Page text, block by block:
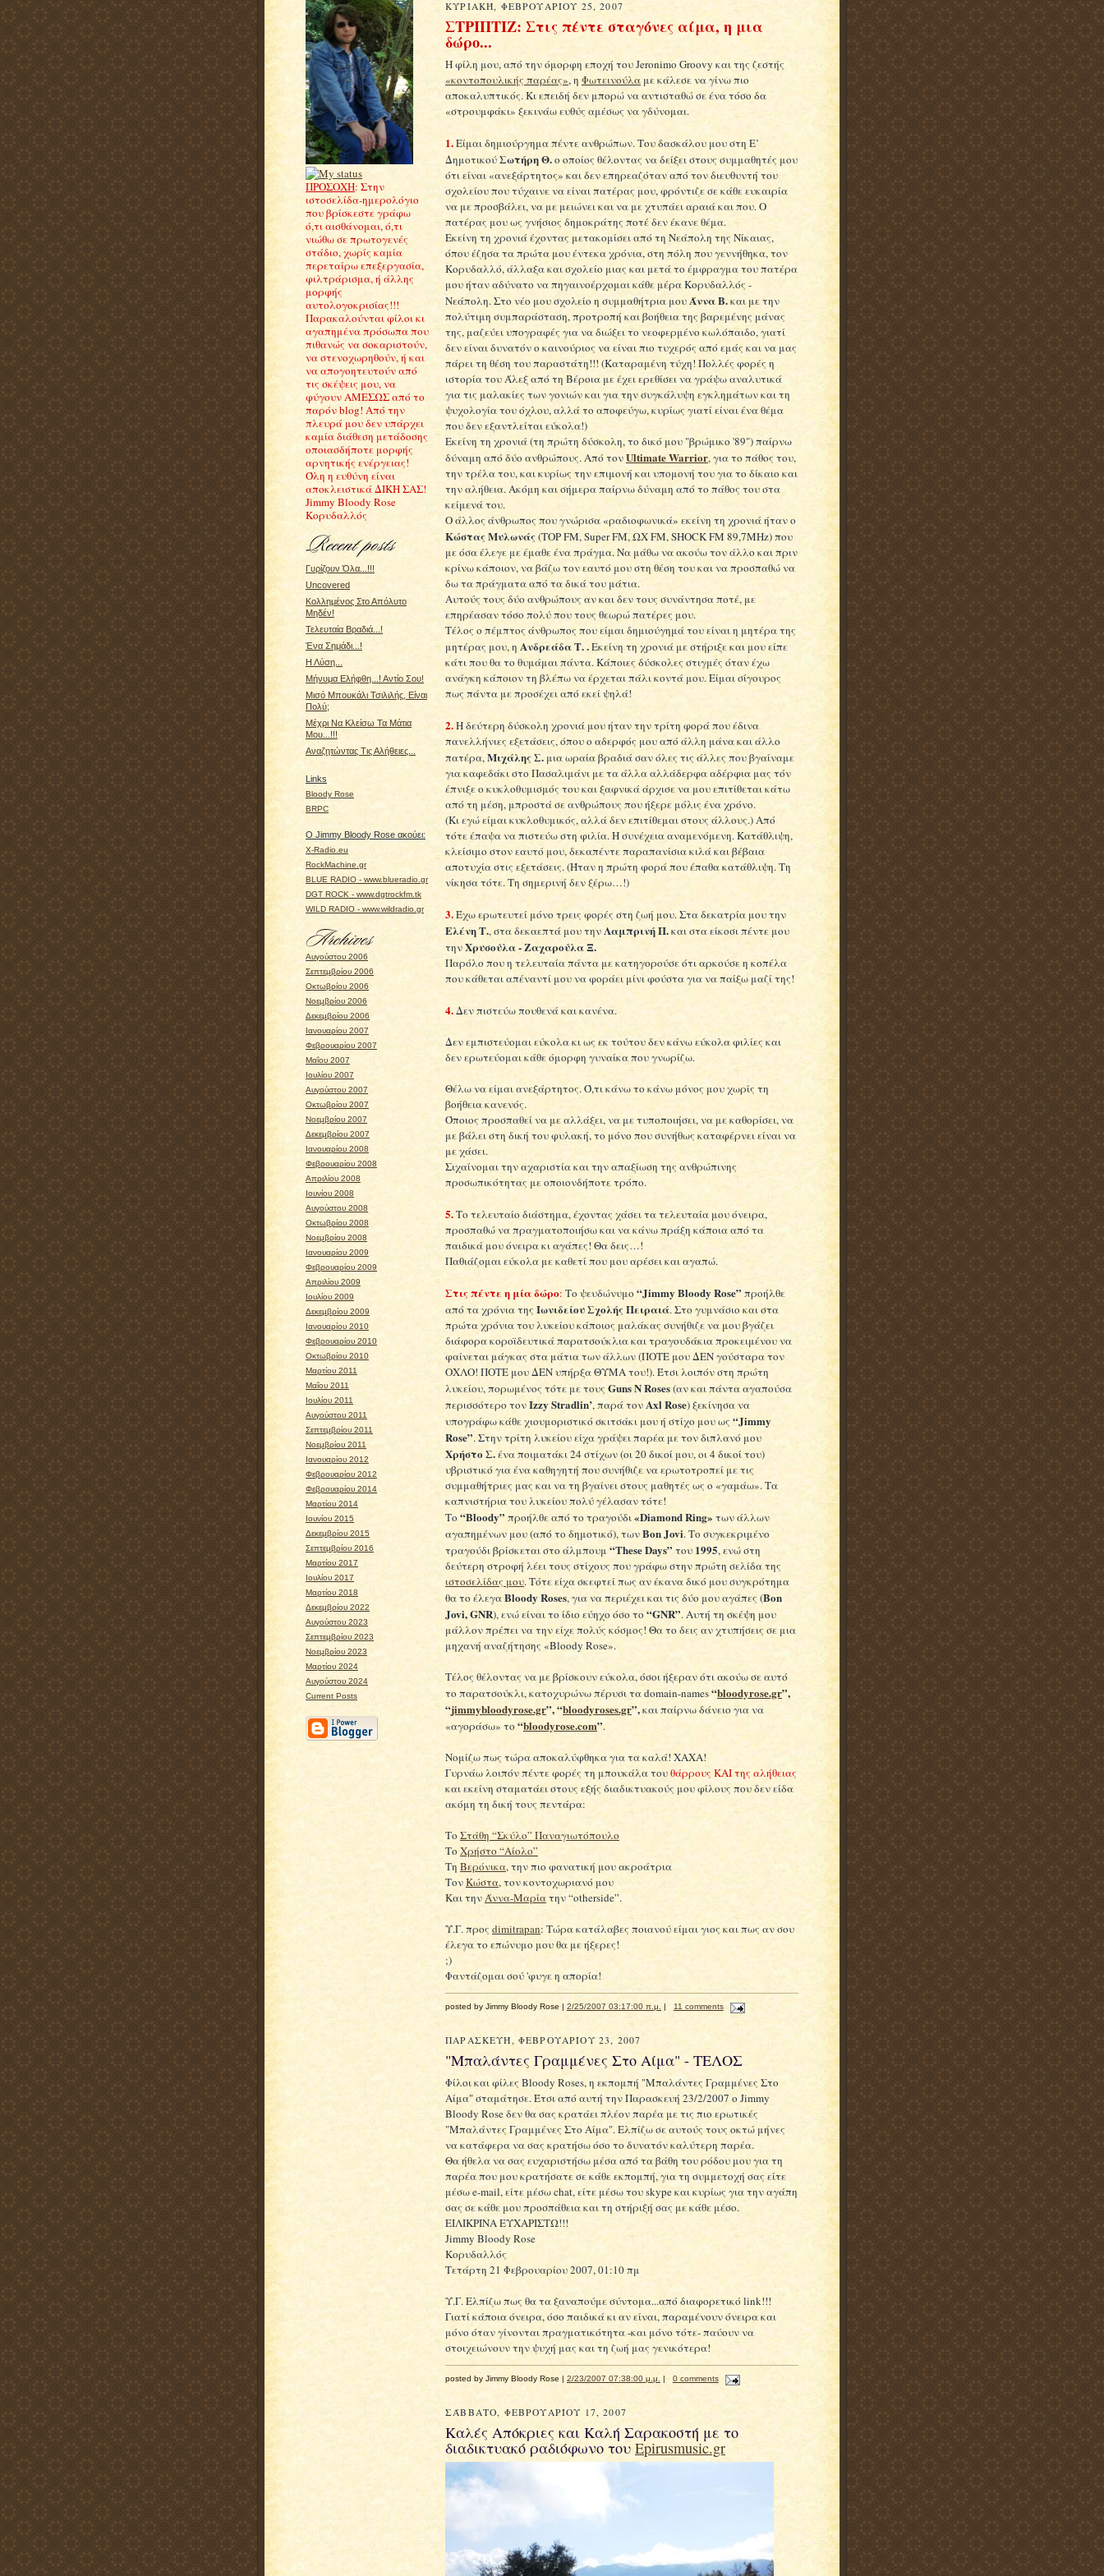
ΠΡΟΣΟΧΗ: Στην
ιστοσελίδα-ημερολόγιο
που βρίσκεστε γράφω
ό,τι αισθάνομαι, ό,τι
νιώθω σε πρωτογενές
στάδιο, χωρίς καμία
περεταίρω επεξεργασία,
φιλτράρισμα, ή άλλης
μορφής
αυτολογοκρισίας!!!
Παρακαλούνται φίλοι κι
αγαπημένα πρόσωπα που
πιθανώς να σοκαριστούν,
να στενοχωρηθούν, ή και
να απογοητευτούν από
τις σκέψεις μου, να
φύγουν ΑΜΕΣΩΣ από το
παρόν blog! Από την
πλευρά μου δεν υπάρχει
καμία διάθεση μετάδοσης
οποιασδήποτε μορφής
αρνητικής ενέργειας!
Όλη η ευθύνη είναι
αποκλειστικά ΔΙΚΗ ΣΑΣ!
Jimmy Bloody Rose
Κορυδαλλός
Γυρίζουν Όλα...!!!
Uncovered
Κολλημένος Στο Απόλυτο
Μηδέν!
Τελευταία Βραδιά...!
Ένα Σημάδι...!
Η Λύση...
Μήνυμα Ελήφθη...! Αντίο Σου!
Μισό Μπουκάλι Τσιλιλής, Είναι
Πολύ;
Μέχρι Να Κλείσω Τα Μάτια
Μου...!!!
Αναζητώντας Τις Αλήθειες...
Links
Bloody Rose
BRPC
Ο Jimmy Bloody Rose ακούει:
X-Radio.eu
RockMachine.gr
BLUE RADIO - www.blueradio.gr
DGT ROCK - www.dgtrockfm.tk
WILD RADIO - www.wildradio.gr
Αυγούστου 2006
Σεπτεμβρίου 2006
Οκτωβρίου 2006
Νοεμβρίου 2006
Δεκεμβρίου 2006
Ιανουαρίου 2007
Φεβρουαρίου 2007
Μαΐου 2007
Ιουλίου 2007
Αυγούστου 2007
Οκτωβρίου 2007
Νοεμβρίου 2007
Δεκεμβρίου 2007
Ιανουαρίου 2008
Φεβρουαρίου 2008
Απριλίου 2008
Ιουνίου 2008
Αυγούστου 2008
Οκτωβρίου 2008
Νοεμβρίου 2008
Ιανουαρίου 2009
Φεβρουαρίου 2009
Απριλίου 2009
Ιουλίου 2009
Δεκεμβρίου 2009
Ιανουαρίου 2010
Φεβρουαρίου 2010
Οκτωβρίου 2010
Μαρτίου 2011
Μαΐου 2011
Ιουλίου 2011
Αυγούστου 2011
Σεπτεμβρίου 2011
Νοεμβρίου 2011
Ιανουαρίου 2012
Φεβρουαρίου 2012
Φεβρουαρίου 2014
Μαρτίου 2014
Ιουνίου 2015
Δεκεμβρίου 2015
Σεπτεμβρίου 2016
Μαρτίου 2017
Ιουλίου 2017
Μαρτίου 2018
Δεκεμβρίου 2022
Αυγούστου 2023
Σεπτεμβρίου 2023
Νοεμβρίου 2023
Μαρτίου 2024
Αυγούστου 2024
Current Posts
ΚΥΡΙΑΚΉ, ΦΕΒΡΟΥΑΡΊΟΥ 25, 2007
ΣΤΡΙΠΤΙΖ: Στις πέντε σταγόνες αίμα, η μια
δώρο...
Η φίλη μου, από την όμορφη εποχή του Jeronimo Groovy και της ζεστής
«κοντοπουλικής παρέας», η Φωτεινούλα με κάλεσε να γίνω πιο
αποκαλυπτικός. Κι επειδή δεν μπορώ να αντισταθώ σε ένα τόσο δα
«στρουμφάκι» ξεκινάω ευθύς αμέσως να γδύνομαι.
1.Είμαι δημιούργημα πέντε ανθρώπων. Του δασκάλου μου στη Ε’
ΔημοτικούΣωτήρη Θ.ο οποίος θέλοντας να δείξει στους συμμαθητές μου
ότι είναι «ανεξάρτητος» και δεν επηρεαζόταν από τον διευθυντή του
σχολείου που τύχαινε να είναι πατέρας μου, φρόντιζε σε κάθε ευκαιρία
να με προσβάλει, να με μειώνει και να με χτυπάει αραιά και που. Ο
πατέρας μου ως γνήσιος δημοκράτης ποτέ δεν έκανε θέμα.
Εκείνη τη χρονιά έχοντας μετακομίσει από τη Νεάπολη της Νίκαιας,
όπου έζησα τα πρώτα μου έντεκα χρόνια, στη πόλη που γεννήθηκα, τον
Κορυδαλλό, άλλαξα και σχολείο μιας και μετά το έμφραγμα του πατέρα
μου ήταν αδύνατο να πηγαινοέρχομαι κάθε μέρα Κορυδαλλός -
Νεάπολη. Στο νέο μου σχολείο η συμμαθήτρια μου Άννα Β.και με την
πολύτιμη συμπαράσταση, προτροπή και βοήθεια της βαρεμένης μάνας
της, μαζεύει υπογραφές για να διώξει το νεοφερμένο κωλόπαιδο, γιατί
δεν είναι δυνατόν ο καινούριος να είναι πιο τυχερός από εμάς και να μας
πάρει τη θέση του παραστάτη!!! (Καταραμένη τύχη! Πολλές φορές η
ιστορία του Άλεξ από τη Βέροια με έχει ερεθίσει να γράψω αναλυτικά
για τις μαλακίες των γονιών και για την συγκάλυψη εγκλημάτων και τη
ψυχολογία του όχλου, αλλά το αποφεύγω, κυρίως γιατί είναι ένα θέμα
που δεν εξαντλείται εύκολα!)
Εκείνη τη χρονιά (τη πρώτη δύσκολη, το δικό μου "βρώμικο '89") παίρνω
δύναμη από δύο ανθρώπους. Από τονUltimate Warrior, για το πάθος του,
την τρέλα του, και κυρίως την επιμονή και υπομονή του για το δίκαιο και
την αλήθεια. Ακόμη και σήμερα παίρνω δύναμη από το πάθος του στα
κείμενά του.
Ο άλλος άνθρωπος που γνώρισα «ραδιοφωνικά» εκείνη τη χρονιά ήταν ο
Κώστας Μυλωνάς (TOP FM, Super FM, ΩΧ FM, SHOCK FM 89,7MHz) που
με όσα έλεγε με έμαθε ένα πράγμα. Να μάθω να ακούω τον άλλο και πριν
κρίνω κάποιον, να βάζω τον εαυτό μου στη θέση του και να προσπαθώ να
δω τα πράγματα από τα δικά του μάτια.
Αυτούς τους δύο ανθρώπους αν και δεν τους συνάντησα ποτέ, με
επηρέασαν τόσο πολύ που τους θεωρώ πατέρες μου.
Τέλος ο πέμπτος άνθρωπος που είμαι δημιούγημά του είναι η μητέρα της
μητέρας μου, η Ανδρεάδα Τ. .Εκείνη τη χρονιά με στήριξε και μου είπε
κάτι που θα το θυμάμαι πάντα. Κάποιες δύσκολες στιγμές όταν έχω
ανάγκη κάποιον τη βλέπω να έρχεται πάλι κοντά μου. Είμαι σίγουρος
πως πάντα με προσέχει από εκεί ψηλά!
2.Η δεύτερη δύσκολη χρονιά μου ήταν την τρίτη φορά που έδινα
πανελλήνιες εξετάσεις, όπου ο αδερφός μου από άλλη μάνα και άλλο
πατέρα,Μιχάλης Σ. μια ωραία βραδιά σαν όλες τις άλλες που βγαίναμε
για καφεδάκι στο Πασαλιμάνι με τα άλλα αλλάδερφα αδέρφια μας τόν
έπνιξε ο κυκλοθυμισμός του και ξαφνικά άρχισε να μου επιτίθεται κάτω
από τη μέση, μπροστά σε ανθρώπους που ήξερε μόλις ένα χρόνο.
(Κι εγώ είμαι κυκλοθυμικός, αλλά δεν επιτίθεμαι στους άλλους.) Από
τότε έπαψα να πιστεύω στη φιλία. Η συνέχεια αναμενόμενη. Κατάθλιψη,
κλείσιμο στον εαυτό μου, δεκαπέντε παραπανίσια κιλά και βέβαια
αποτυχία στις εξετάσεις. (Ήταν η πρώτη φορά που έπαθα κατάθλιψη. Τη
νίκησα τότε. Τη σημερινή δεν ξέρω…!)
3.Έχω ερωτευτεί μόνο τρεις φορές στη ζωή μου. Στα δεκατρία μου την
Ελένη Τ., στα δεκαεπτά μου την Λαμπρινή Π.και στα είκοσι πέντε μου
τηνΧρυσούλα - Ζαχαρούλα Ξ.
Παρόλο που η τελευταία πάντα με κατηγορούσε ότι αρκούσε η κοπέλα
που κάθεται απέναντί μου να φοράει μίνι φούστα για να παίξω μαζί της!
4.Δεν πιστεύω πουθενά και κανένα.
Δεν εμπιστεύομαι εύκολα κι ως εκ τούτου δεν κάνω εύκολα φιλίες και
δεν ερωτεύομαι κάθε όμορφη γυναίκα που γνωρίζω.
Θέλω να είμαι ανεξάρτητος. Ό,τι κάνω το κάνω μόνος μου χωρίς τη
βοήθεια κανενός.
Όποιος προσπαθεί να με αλλάξει, να με τυποποιήσει, να με καθορίσει, να
με βάλει στη δική του φυλακή, το μόνο που συνήθως καταφέρνει είναι να
με χάσει.
Σιχαίνομαι την αχαριστία και την απαξίωση της ανθρώπινης
προσωπικότητας με οποιονδήποτε τρόπο.
5.Το τελευταίο διάστημα, έχοντας χάσει τα τελευταία μου όνειρα,
προσπαθώ να πραγματοποιήσω και να κάνω πράξη κάποια από τα
παιδικά μου όνειρα κι αγάπες! Θα δεις…!
Παθιάζομαι εύκολα με καθετί που μου αρέσει και αγαπώ.
Στις πέντε η μία δώρο: Το ψευδώνυμο “Jimmy Bloody Rose” προήλθε
από τα χρόνια της Ιωνιδείου Σχολής Πειραιά. Στο γυμνάσιο και στα
πρώτα χρόνια του λυκείου κάποιος μαλάκας συνήθιζε να μου βγάζει
διάφορα κοροϊδευτικά παρατσούκλια και τραγουδάκια προκειμένου να
φαίνεται μάγκας στα μάτια των άλλων (ΠΟΤΕ μου ΔΕΝ γούσταρα τον
ΟΧΛΟ! ΠΟΤΕ μου ΔΕΝ υπήρξα ΘΥΜΑ του!). Έτσι λοιπόν στη πρώτη
λυκείου, πορωμένος τότε με τουςGuns N Roses(αν και πάντα αγαπούσα
περισσότερο τονIzzy Stradlin’, παρά τον Axl Rose) ξεκίνησα να
υπογράφω κάθε χιουμοριστικό σκιτσάκι μου ή στίχο μου ως “Jimmy
Rose”. Στην τρίτη λυκείου είχα γράψει παρέα με τον διπλανό μου
Χρήστο Σ.ένα ποιματάκι 24 στίχων (οι 20 δικοί μου, οι 4 δικοί του)
υβριστικό για ένα καθηγητή που συνήθιζε να ερωτοτροπεί με τις
συμμαθήτριες μας και να τη βγαίνει στους μαθητές ως ο «γαμάω». Τα
καπνιστήρια του λυκείου πολύ γέλασαν τότε!
Το “Bloody” προήλθε από το τραγούδι«Diamond Ring» των άλλων
αγαπημένων μου (από το δημοτικό), τωνBon Jovi. Το συγκεκριμένο
τραγούδι βρίσκεται στο άλμπουμ “These Days” του 1995, ενώ στη
δεύτερη στροφή λέει τους στίχους που γράφω στην πρώτη σελίδα της
ιστοσελίδας μου. Τότε είχα σκεφτεί πως αν έκανα δικό μου συγκρότημα
θα το έλεγαBloody Roses, για να περιέχει και τις δύο μου αγάπες (Bon
Jovi, GNR), ενώ είναι το ίδιο εύηχο όσο το “GNR”. Αυτή τη σκέψη μου
μάλλον πρέπει να την είχε πολύς κόσμος! Θα το δεις αν χτυπήσεις σε μια
μηχανή αναζήτησης «Bloody Rose».
Τέλος θέλοντας να με βρίσκουν εύκολα, όσοι ήξεραν ότι ακούω σε αυτό
το παρατσούκλι, κατοχυρώνω πέρυσι τα domain-names“bloodyrose.gr”,
“jimmybloodyrose.gr”, “bloodyroses.gr”,και παίρνω δάνειο για να
«αγοράσω» το “bloodyrose.com”.
Νομίζω πως τώρα αποκαλύφθηκα για τα καλά! ΧΑΧΑ!
Γυρνάω λοιπόν πέντε φορές τη μπουκάλα τουθάρρους ΚΑΙ της αλήθειας
και εκείνη σταματάει στους εξής διαδικτυακούς μου φίλους που δεν είδα
ακόμη τη δική τους πεντάρα:
Το Στάθη “Σκύλο” Παναγιωτόπουλο
Το Χρήστο “Αίολο”
Τη Βερόνικα, την πιο φανατική μου ακροάτρια
ΤονΚώστα, τον κοντοχωριανό μου
Και τηνΆννα-Μαρίατην “otherside”.
Υ.Γ. προς dimitrapan: Τώρα κατάλαβες ποιανού είμαι γιος και πως αν σου
έλεγα το επώνυμο μου θα με ήξερες!
;)
Φαντάζομαι σού 'φυγε η απορία!
posted by Jimmy Bloody Rose | 2/25/2007 03:17:00 π.μ. | 11 comments
ΠΑΡΑΣΚΕΥΉ, ΦΕΒΡΟΥΑΡΊΟΥ 23, 2007
"Μπαλάντες Γραμμένες Στο Αίμα" - ΤΕΛΟΣ
Φίλοι και φίλες Bloody Roses, η εκπομπή "Μπαλάντες Γραμμένες Στο
Αίμα" σταμάτησε. Έτσι από αυτή την Παρασκευή 23/2/2007 ο Jimmy
Bloody Rose δεν θα σας κρατάει πλέον παρέα με τις πιο ερωτικές
"Μπαλάντες Γραμμένες Στο Αίμα". Ελπίζω σε αυτούς τους οκτώ μήνες
να κατάφερα να σας κρατήσω όσο το δυνατόν καλύτερη παρέα.
Θα ήθελα να σας ευχαριστήσω μέσα από τα βάθη του ρόδου μου για τη
παρέα που μου κρατήσατε σε κάθε εκπομπή, για τη συμμετοχή σας είτε
μέσω e-mail, είτε μέσω chat, είτε μέσω του skype και κυρίως για την αγάπη
σας σε κάθε μου προσπάθεια και τη στήριξή σας με κάθε μέσο.
ΕΙΛΙΚΡΙΝΑ ΕΥΧΑΡΙΣΤΩ!!!
Jimmy Bloody Rose
Κορυδαλλός
Τετάρτη 21 Φεβρουαρίου 2007, 01:10 πμ
Υ.Γ. Ελπίζω πως θα τα ξαναπούμε σύντομα...από διαφορετικό link!!!
Γιατί κάποια όνειρα, όσο παιδικά κι αν είναι, παραμένουν όνειρα και
μόνο όταν γίνονται πραγματικότητα -και μόνο τότε- παύουν να
στοιχειώνουν την ψυχή μας και τη ζωή μας γενικότερα!
posted by Jimmy Bloody Rose | 2/23/2007 07:38:00 μ.μ. | 0 comments
ΣΆΒΒΑΤΟ, ΦΕΒΡΟΥΑΡΊΟΥ 17, 2007
Καλές Απόκριες και Καλή Σαρακοστή με το
διαδικτυακό ραδιόφωνο του Epirusmusic.gr